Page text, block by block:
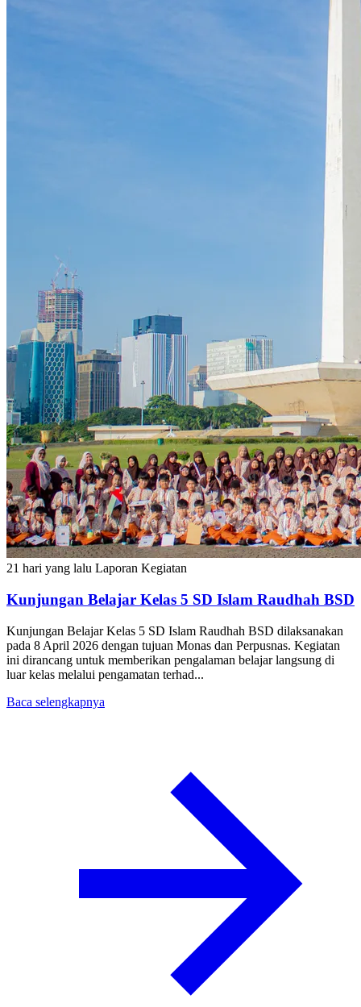
21 hari yang lalu Laporan Kegiatan
Kunjungan Belajar Kelas 5 SD Islam Raudhah BSD
Kunjungan Belajar Kelas 5 SD Islam Raudhah BSD dilaksanakan
pada 8 April 2026 dengan tujuan Monas dan Perpusnas. Kegiatan
ini dirancang untuk memberikan pengalaman belajar langsung di
luar kelas melalui pengamatan terhad...
Baca selengkapnya